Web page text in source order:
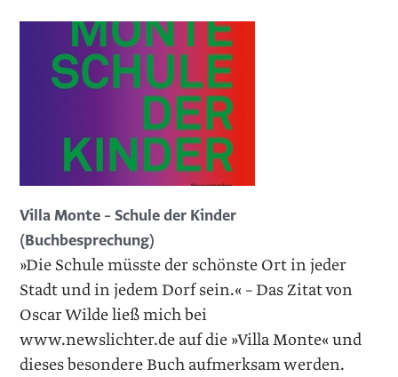
Villa Monte – Schule der Kinder
(Buchbesprechung)
»Die Schule müsste der schönste Ort in jeder
Stadt und in jedem Dorf sein.« – Das Zitat von
Oscar Wilde ließ mich bei
www.newslichter.de auf die »Villa Monte« und
dieses besondere Buch aufmerksam werden.